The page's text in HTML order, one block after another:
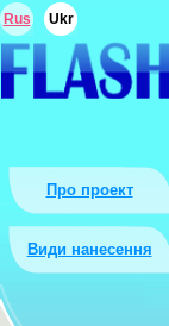
Про проект
Види нанесення
Rus Ukr